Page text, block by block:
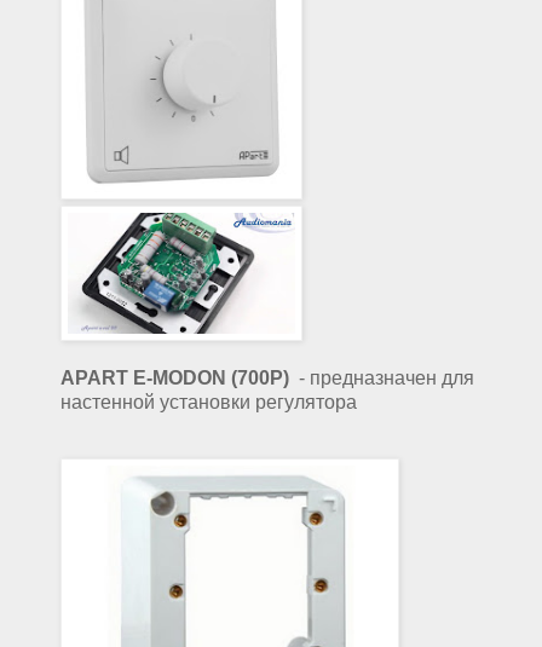
APART E-MODON (700Р) - предназначен для
настенной установки регулятора